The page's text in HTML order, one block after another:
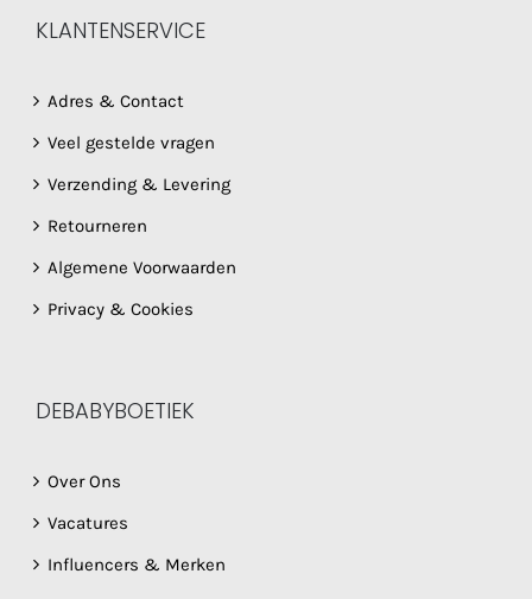
KLANTENSERVICE
Adres & Contact
Veel gestelde vragen
Verzending & Levering
Retourneren
Algemene Voorwaarden
Privacy & Cookies
DEBABYBOETIEK
Over Ons
Vacatures
Influencers & Merken